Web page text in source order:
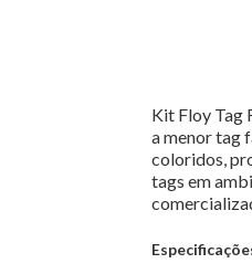
Kit Floy Tag
a menor tag
coloridos,
tags em